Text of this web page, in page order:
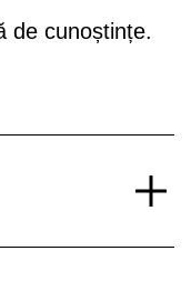
de cunoștințe.